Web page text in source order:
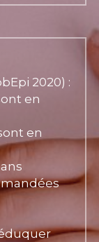
2020) :
en
en